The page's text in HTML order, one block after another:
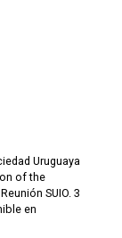
Uruguaya
of the
SUIO. 3
en